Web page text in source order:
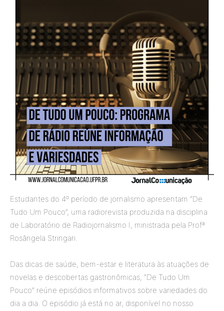
Estudantes do 4º período de jornalismo apresentam “De
Tudo Um Pouco”, uma radiorevista produzida na disciplina
de Laboratório de Radiojornalismo I, ministrada pela Profª
Rosângela Stringari.
Das dicas de saúde, bem-estar e literatura às atuações de
novelas e descobertas gastronômicas, “De Tudo Um
Pouco” reúne episódios informativos sobre variedades do
dia a dia. O episódio já está no ar, disponível no nosso